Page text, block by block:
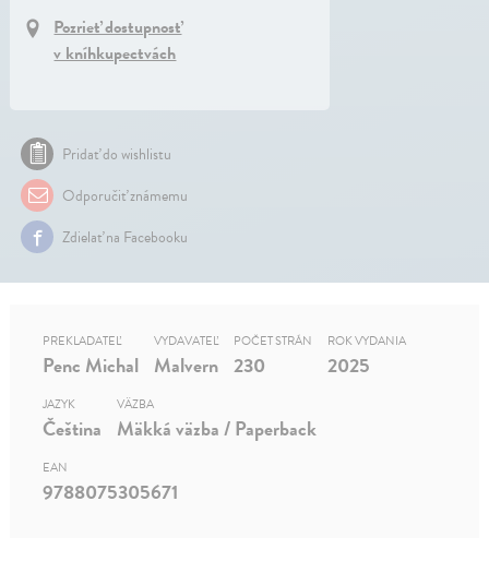
Pozrieť dostupnosť
v kníhkupectvách
Pridať do wishlistu
Odporučiť známemu
Zdielať na Facebooku
PREKLADATEĽ
Penc Michal
VYDAVATEĽ
Malvern
POČET STRÁN
230
ROK VYDANIA
2025
JAZYK
Čeština
VÄZBA
Mäkká väzba / Paperback
EAN
9788075305671